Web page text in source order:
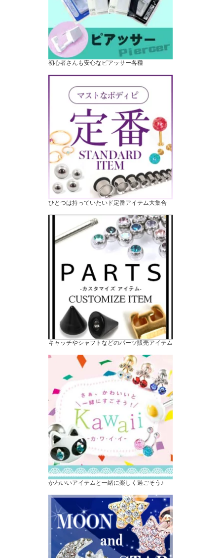
初心者さんも安心なピアッサー各種
ひとつは持っていたいド定番アイテム大集合
キャッチやシャフトなどのパーツ販売アイテム
かわいいアイテムと一緒に楽しく過ごそう♪